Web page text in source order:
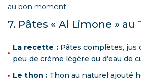
au bon moment.
7. Pâtes « Al Limone » au
La recette : Pâtes complètes, jus
peu de crème légère ou d’eau de
Le thon : Thon au naturel ajouté